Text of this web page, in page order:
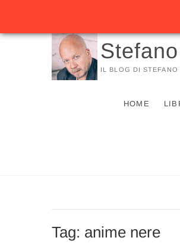
Vai
IL BLOG DI STEFANO
HOME
Tag: anime nere